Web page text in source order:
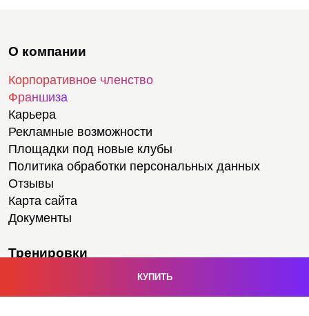
О компании
Корпоративное членство
Франшиза
Карьера
Рекламные возможности
Площадки под новые клубы
Политика обработки персональных данных
Отзывы
Карта сайта
Документы
Тренировки
Медитации